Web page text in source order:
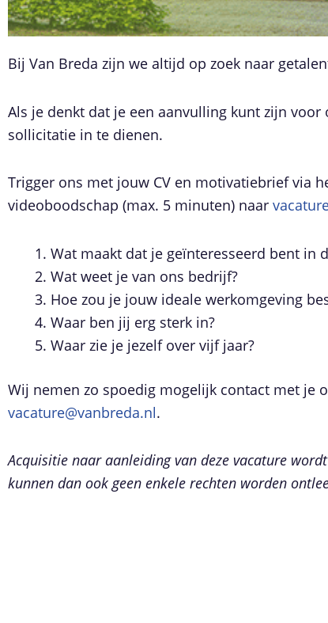
Bij Van Breda zijn we altijd op zoek naar
Als je denkt dat je een aanvulling kunt zijn
sollicitatie in te dienen.
Trigger ons met jouw CV en motivatiebrief via
videoboodschap (max. 5 minuten) naar
Wat maakt dat je geïnteresseerd bent in
Wat weet je van ons bedrijf?
Hoe zou je jouw ideale werkomgeving
Waar ben jij erg sterk in?
Waar zie je jezelf over vijf jaar?
Wij nemen zo spoedig mogelijk contact met je
vacature@vanbreda.nl.
Acquisitie naar aanleiding van deze vacature
kunnen dan ook geen enkele rechten worden